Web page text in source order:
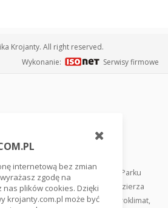
Krojanty. All right reserved.
Wykonanie:
Serwisy firmowe
Borów Tucholskich, tuż przy Parku
w otoczeniu lasów i jezior pojezierza
biosfery gwarantuje swoisty mikroklimat,
internetową bez zmian
zgodę na
plików cookies. Dzięki
krojanty.com.pl może być